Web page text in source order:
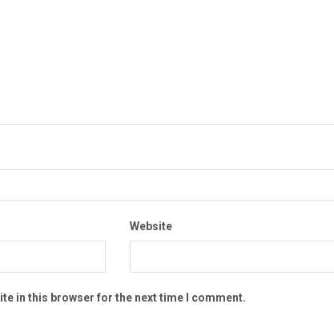
Website
in this browser for the next time I comment.